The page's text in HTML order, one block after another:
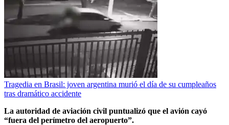
Tragedia en Brasil: joven argentina murió el día de su cumpleaños
tras dramático accidente
La autoridad de aviación civil puntualizó que el avión cayó
“fuera del perímetro del aeropuerto”.